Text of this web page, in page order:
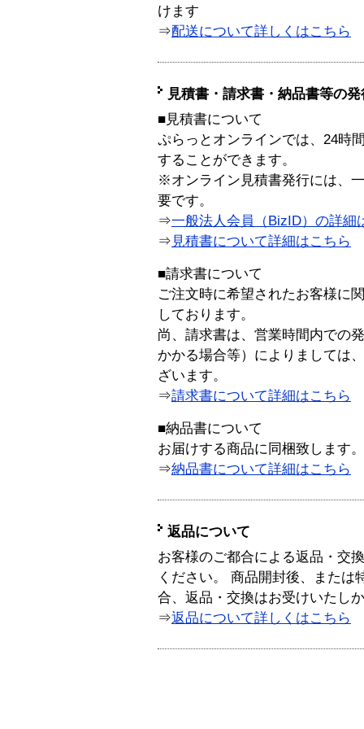
けます
⇒配送について詳しくはこちら
見積書・請求書・納品書等の
■見積書について
ぷらっとオンラインでは、24時
することができます。
※オンライン見積書発行には、
要です。
⇒一般法人会員（BizID）の詳細
⇒ 見積書について詳細はこちら
■請求書について
ご注文時に希望されたお客様に
しております。
尚、請求書は、営業時間内での
かかる場合等）によりましては
ざいます。
⇒請求書について詳細はこちら
■納品書について
お届けする商品に同梱致します。
⇒納品書について詳細はこちら
返品について
お客様のご都合による返品・交
ください。 商品開封後、または
合、返品・交換はお受けいたし
⇒返品について詳しくはこちら